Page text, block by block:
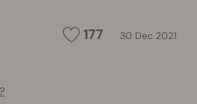
177 30 Dec 2021